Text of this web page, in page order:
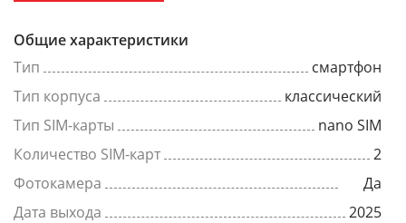
Общие характеристики
Тип
смартфон
Тип корпуса
классический
Тип SIM-карты
nano SIM
Количество SIM-карт
2
Фотокамера
Да
Дата выхода
2025